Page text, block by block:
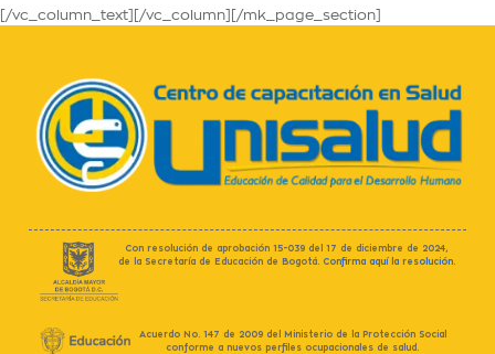
[/vc_column_text][/vc_column][/mk_page_section]
Con resolución de aprobación 15-039 del 17 de diciembre de 2024,
de la Secretaría de Educación de Bogotá.
Confirma aquí la resolución.
Acuerdo No. 147 de 2009 del Ministerio de la Protección Social
conforme a nuevos perfiles ocupacionales de salud.